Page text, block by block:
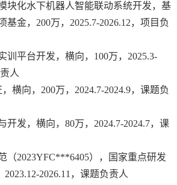
块化水下机器人智能联动系统开发，基
基金， 200万， 2025.7-2026.12，项目负
训平台开发，横向， 100万， 2025.3-
人
横向， 200万， 2024.7-2024.9，课题负
开发，横向， 80万， 2024.7-2024.7，课
（2023YFC***6405），国家重点研发
2023.12-2026.11 ，课题负责人